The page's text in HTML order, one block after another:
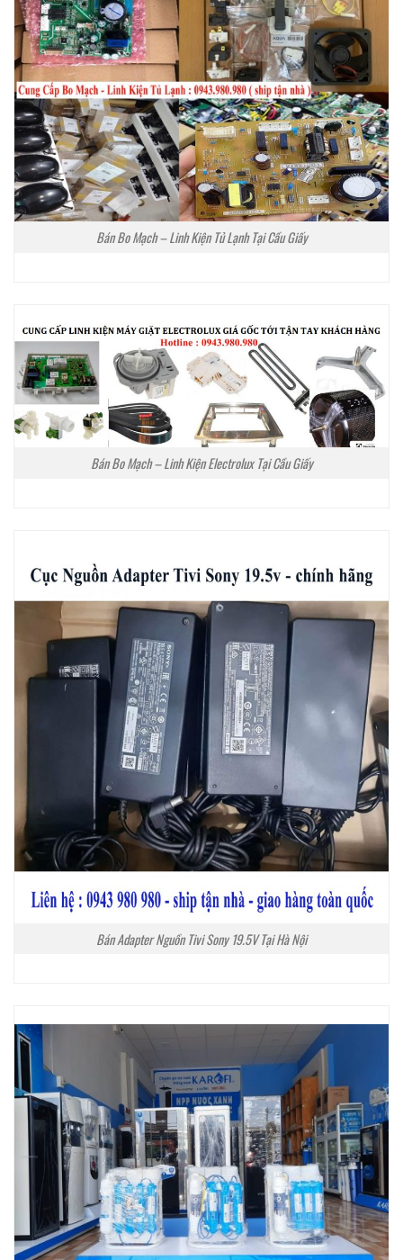
Bán Bo Mạch – Linh Kiện Tủ Lạnh Tại Cầu Giấy
Bán Bo Mạch – Linh Kiện Electrolux Tại Cầu Giấy
Bán Adapter Nguồn Tivi Sony 19.5V Tại Hà Nội